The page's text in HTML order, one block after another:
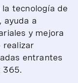
tecnología de
ayuda a
y mejora
realizar
entrantes
365.